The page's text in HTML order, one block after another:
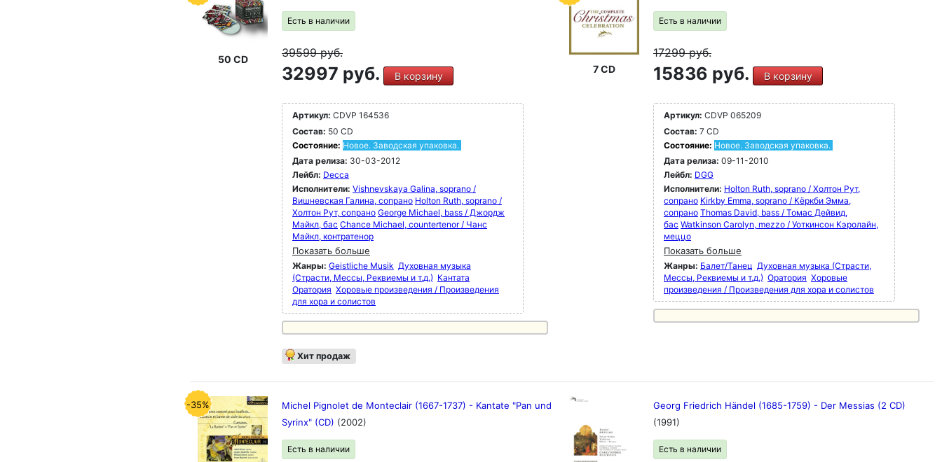
50 CD
Есть в наличии
39599руб.
32997 руб. В корзину
Артикул: CDVP 164536
Состав: 50 CD
Состояние: Новое. Заводская упаковка.
Дата релиза: 30-03-2012
Лейбл: Decca
Исполнители: Vishnevskaya Galina, soprano /
Вишневская Галина, сопрано Holton Ruth, soprano /
Холтон Рут, сопрано George Michael, bass / Джордж
Майкл, бас Chance Michael, countertenor / Чанс
Майкл, контратенор
Показать больше
Жанры: Geistliche Musik Духовная музыка
(Страсти, Мессы, Реквиемы и т.д.) Кантата
Оратория Хоровые произведения / Произведения
для хора и солистов
Хит продаж
7 CD
Есть в наличии
17299руб.
15836 руб. В корзину
Артикул: CDVP 065209
Состав: 7 CD
Состояние: Новое. Заводская упаковка.
Дата релиза: 09-11-2010
Лейбл: DGG
Исполнители: Holton Ruth, soprano / Холтон Рут,
сопрано Kirkby Emma, soprano / Кёркби Эмма,
сопрано Thomas David, bass / Томас Дейвид,
бас Watkinson Carolyn, mezzo / Уоткинсон Кэролайн,
меццо
Показать больше
Жанры: Балет/Танец Духовная музыка (Страсти,
Мессы, Реквиемы и т.д.) Оратория Хоровые
произведения / Произведения для хора и солистов
-35%
Michel Pignolet de Monteclair (1667-1737) - Kantate "Pan und
Syrinx" (CD) (2002)
Есть в наличии
Georg Friedrich Händel (1685-1759) - Der Messias (2 CD)
(1991)
Есть в наличии